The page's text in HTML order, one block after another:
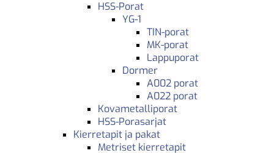
HSS-Porat
YG-1
TIN-porat
MK-porat
Lappuporat
Dormer
A002 porat
A022 porat
Kovametalliporat
HSS-Porasarjat
Kierretapit ja pakat
Metriset kierretapit